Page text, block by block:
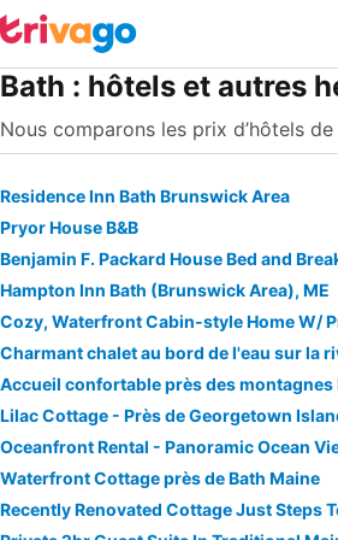
Bath : hôtels et autres
Nous comparons les prix d’hôtels
Residence Inn Bath Brunswick Area
Pryor House B&B
Benjamin F. Packard House Bed and
Hampton Inn Bath (Brunswick Area), ME
Charmant chalet au bord de l'eau sur la
Lilac Cottage - Près de Georgetown
Oceanfront Rental - Panoramic Ocean
Waterfront Cottage près de Bath Maine